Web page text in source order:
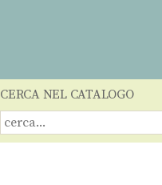
CERCA NEL CATALOGO